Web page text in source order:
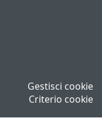
Gestisci cookie
Criterio cookie